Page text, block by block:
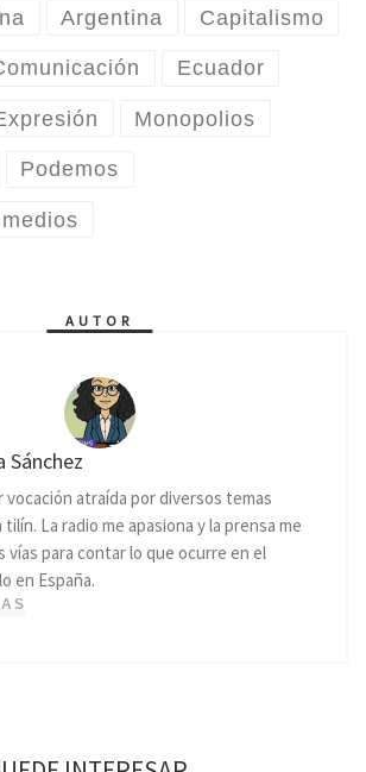
Argentina Capitalismo
Ecuador
Monopolios
Podemos
AUTOR
Sánchez
vocación atraída por diversos temas
La radio me apasiona y la prensa me
vías para contar lo que ocurre en el
en España.